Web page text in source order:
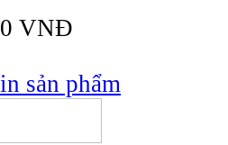
VNĐ
sản phẩm